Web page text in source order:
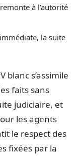
à l’autorité
la suite
blanc s’assimile
faits sans
judiciaire, et
les agents
le respect des
fixées par la